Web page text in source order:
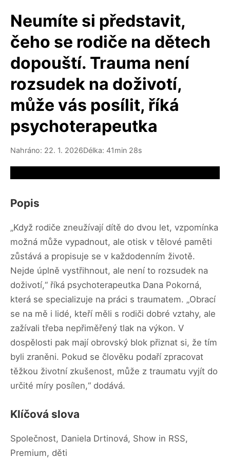
Neumíte si představit,
čeho se rodiče na dětech
dopouští. Trauma není
rozsudek na doživotí,
může vás posílit, říká
psychoterapeutka
Nahráno: 22. 1. 2026Délka: 41min 28s
Popis
„Když rodiče zneužívají dítě do dvou let, vzpomínka
možná může vypadnout, ale otisk v tělové paměti
zůstává a propisuje se v každodenním životě.
Nejde úplně vystřihnout, ale není to rozsudek na
doživotí,“ říká psychoterapeutka Dana Pokorná,
která se specializuje na práci s traumatem. „Obrací
se na mě i lidé, kteří měli s rodiči dobré vztahy, ale
zažívali třeba nepřiměřený tlak na výkon. V
dospělosti pak mají obrovský blok přiznat si, že tím
byli zraněni. Pokud se člověku podaří zpracovat
těžkou životní zkušenost, může z traumatu vyjít do
určité míry posílen,“ dodává.
Klíčová slova
Společnost, Daniela Drtinová, Show in RSS,
Premium, děti